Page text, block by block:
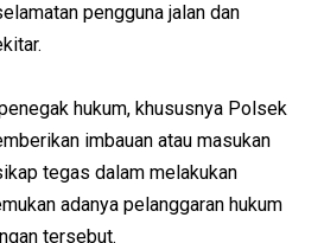
pengguna jalan dan
hukum, khususnya Polsek
imbauan atau masukan
tegas dalam melakukan
adanya pelanggaran hukum
tersebut.